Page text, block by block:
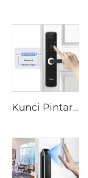
Kunci Pintar Digital Sidik Jari dengan Tuas Rim Pin Kartu Tenon E3